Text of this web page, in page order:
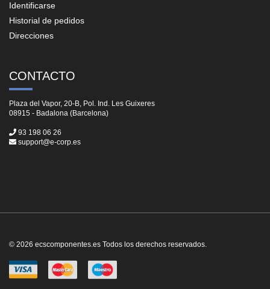
Identificarse
Historial de pedidos
Direcciones
CONTACTO
Plaza del Vapor, 20-B, Pol. Ind. Les Guixeres
08915 - Badalona (Barcelona)
93 198 06 26
support@e-corp.es
© 2026 ecscomponentes.es Todos los derechos reservados.